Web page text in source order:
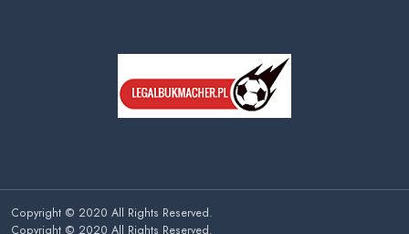
Copyright © 2020 All Rights Reserved.
Copyright © 2020 All Rights Reserved.